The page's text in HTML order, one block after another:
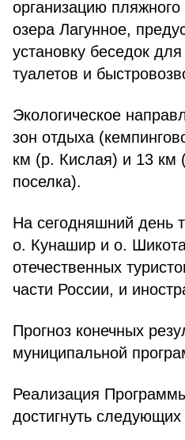
организацию
озера Лагунное,
установку беседок
туалетов и
Экологическое
зон отдыха
км (р. Кислая) и 13 км
поселка).
На сегодняшний день
о. Кунашир и о.
отечественных
части России, и
Прогноз конечных
муниципальной
Реализация
достигнуть следующих